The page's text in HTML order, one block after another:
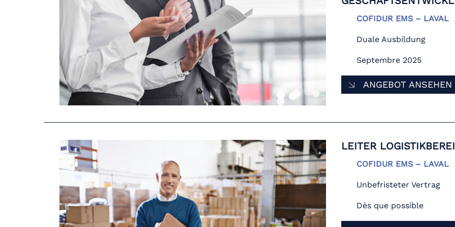
COFIDUR EMS – LAVAL
Duale Ausbildung
Septembre 2025
ANGEBOT ANSEHEN
LEITER
COFIDUR EMS – LAVAL
Unbefristeter Vertrag
Dès que possible